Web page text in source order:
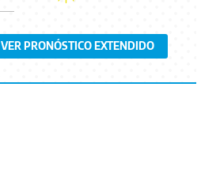
VER PRONÓSTICO EXTENDIDO